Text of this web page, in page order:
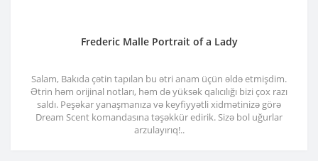
Frederic Malle Portrait of a Lady
Salam, Bakıda çətin tapılan bu ətri anam üçün əldə etmişdim.
Ətrin həm orijinal notları, həm də yüksək qalıcılığı bizi çox razı
saldı. Peşəkar yanaşmanıza və keyfiyyətli xidmətinizə görə
Dream Scent komandasına təşəkkür edirik. Sizə bol uğurlar
arzulayırıq!..